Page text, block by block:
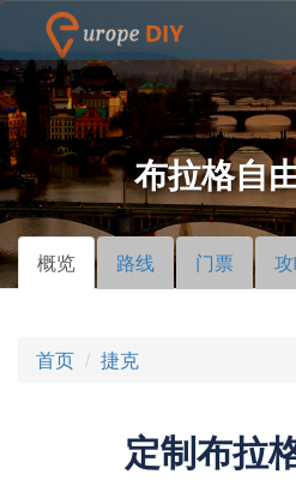
布拉格自
主标签
概览 （活
动标
路线 门票
首页 捷克
定制布拉